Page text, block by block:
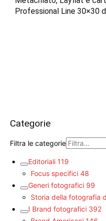
Professional Line 30×30
Categorie
Filtra le categorie
Editoriali 119
Focus specifici 48
Generi fotografici 99
Storia della fotografia
I Brand fotografici 392